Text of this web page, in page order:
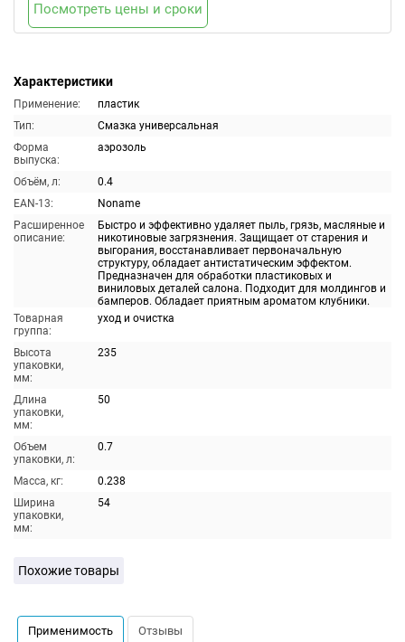
Характеристики
Применение:
пластик
Тип:
Смазка универсальная
Форма
выпуска:
аэрозоль
Объём, л:
0.4
EAN-13:
Noname
Расширенное
описание:
Быстро и эффективно удаляет пыль, грязь, масляные и
никотиновые загрязнения. Защищает от старения и
выгорания, восстанавливает первоначальную
структуру, обладает антистатическим эффектом.
Предназначен для обработки пластиковых и
виниловых деталей салона. Подходит для молдингов и
бамперов. Обладает приятным ароматом клубники.
Товарная
группа:
уход и очистка
Высота
упаковки,
мм:
235
Длина
упаковки,
мм:
50
Объем
упаковки, л:
0.7
Масса, кг:
0.238
Ширина
упаковки,
мм:
54
Посмотреть цены и сроки
Похожие товары
Применимость Отзывы